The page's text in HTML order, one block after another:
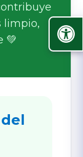
limpio,
💚